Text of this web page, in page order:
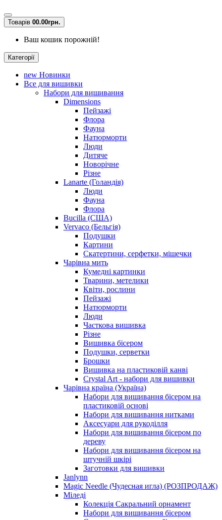
Товарів 00.00грн.
Ваш кошик порожній!
Категорії
new Новинки
Все для вишивки
Набори для вишивання
Dimensions
Пейзажі
Флора
Фауна
Натюрморти
Люди
Дитяче
Новорічне
Різне
Lanarte (Голандія)
Люди
Фауна
Флора
Bucilla (США)
Vervaco (Бельгія)
Подушки
Картини
Скатертини, серфетки, мішечки
Чарiвна мить
Кумедні картинки
Тварини, метелики
Квіти, рослини
Пейзажі
Натюрморти
Люди
Часткова вишивка
Різне
Вишивка бісером
Подушки, серветки
Брошки
Вишивка на пластиковій канві
Crystal Art - набори для вишивки
Чарівна країна (Україна)
Набори для вишивання бісером на
пластиковій основі
Набори для вишивання нитками
Аксесуари для рукоділля
Набори для вишивання бісером по
дереву
Набори для вишивання бісером на
штучній шкірі
Заготовки для вишивки
Janlynn
Magic Needle (Чудесная игла) (РОЗПРОДАЖ)
Міледі
Колекція Сакральний орнамент
Набори для вишивання бісером